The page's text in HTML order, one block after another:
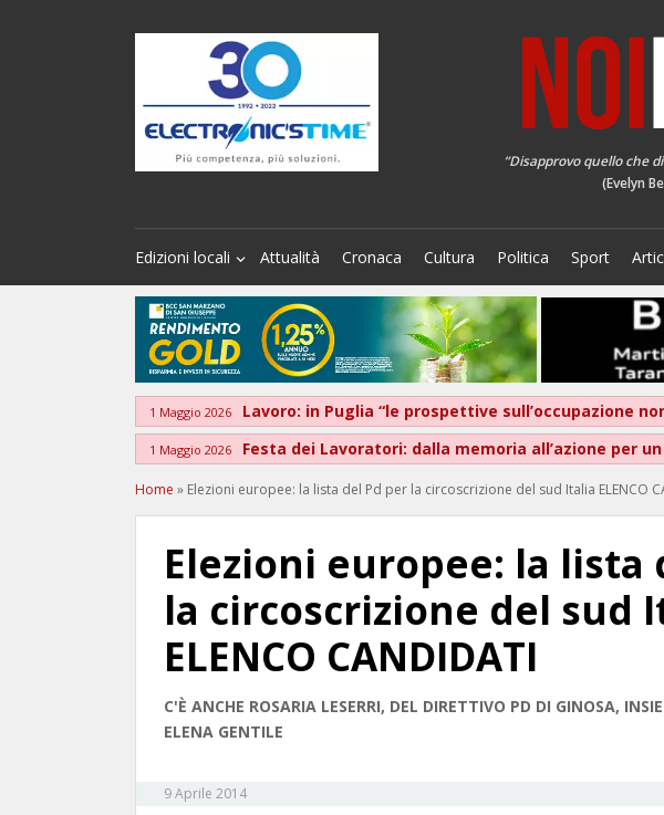
“Disapprovo quello che
(Evelyn
Edizioni locali Attualità Cronaca Cultura Politica Sport
1 Maggio 2026 Lavoro: in Puglia “le prospettive sull’occupazione
1 Maggio 2026 Festa dei Lavoratori: dalla memoria all’azione per
Home » Elezioni europee: la lista del Pd per la circoscrizione del sud Italia ELENCO
Elezioni europee: la lista
la circoscrizione del sud
ELENCO CANDIDATI
C'È ANCHE ROSARIA LESERRI, DEL DIRETTIVO PD DI GINOSA,
ELENA GENTILE
9 Aprile 2014